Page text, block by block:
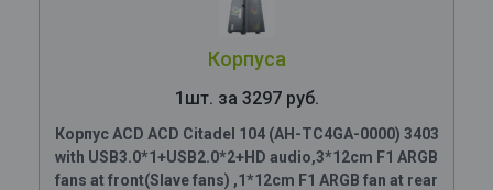
Корпуса
1шт. за 3297 руб.
Корпус ACD ACD Citadel 104 (AH-TC4GA-0000) 3403
with USB3.0*1+USB2.0*2+HD audio,3*12cm F1 ARGB
fans at front(Slave fans) ,1*12cm F1 ARGB fan at rear